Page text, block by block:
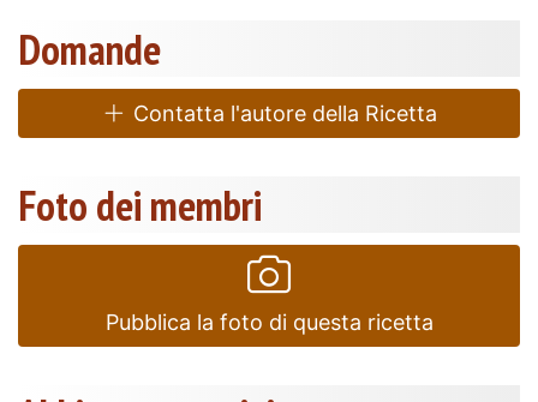
Domande
Contatta l'autore della Ricetta
Foto dei membri
Pubblica la foto di questa ricetta